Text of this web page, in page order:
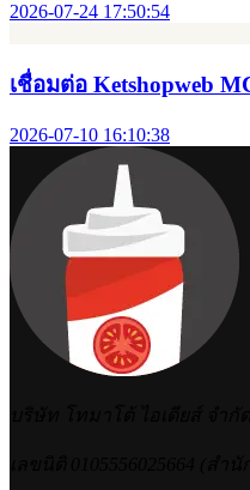
2026-07-24 17:50:54
เชื่อมต่อ Ketshopweb
2026-07-10 16:10:38